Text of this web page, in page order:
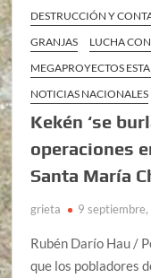
DESTRUCCIÓN Y
GRANJAS
LUCHA
MEGAPROYECTOS
NOTICIAS NACIONALES
Kekén ‘se
operaciones
Santa María
grieta 9
Rubén Darío Hau /
que los pobladores